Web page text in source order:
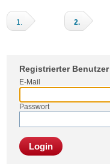
1. 2.
Registrierter Benutzer
E-Mail
Passwort
Login